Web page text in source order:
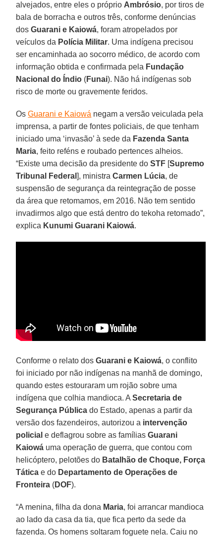
alvejados, entre eles o próprio Ambrósio, por tiros de
bala de borracha e outros três, conforme denúncias
dosGuarani e Kaiowá, foram atropelados por
veículos da Polícia Militar. Uma indígena precisou
ser encaminhada ao socorro médico, de acordo com
informação obtida e confirmada pela Fundação
Nacional do Índio (Funai). Não há indígenas sob
risco de morte ou gravemente feridos.
OsGuarani e Kaiowá negam a versão veiculada pela
imprensa, a partir de fontes policiais, de que tenham
iniciado uma ‘invasão’ à sede da Fazenda Santa
Maria, feito reféns e roubado pertences alheios.
“Existe uma decisão da presidente doSTF [Supremo
Tribunal Federal], ministraCarmen Lúcia, de
suspensão de segurança da reintegração de posse
da área que retomamos, em 2016. Não tem sentido
invadirmos algo que está dentro do tekoha retomado”,
explica Kunumi Guarani Kaiowá.
Conforme o relato dosGuarani e Kaiowá, o conflito
foi iniciado por não indígenas na manhã de domingo,
quando estes estouraram um rojão sobre uma
indígena que colhia mandioca. ASecretaria de
Segurança Pública do Estado, apenas a partir da
versão dos fazendeiros, autorizou a intervenção
policial e deflagrou sobre as famíliasGuarani
Kaiowá uma operação de guerra, que contou com
helicóptero, pelotões do Batalhão de Choque, Força
Tática e do Departamento de Operações de
Fronteira (DOF).
“A menina, filha da dona Maria, foi arrancar mandioca
ao lado da casa da tia, que fica perto da sede da
fazenda. Os homens soltaram foguete nela. Caiu no